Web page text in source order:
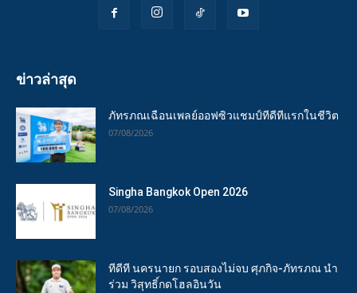
ข่าวล่าสุด
ภัทรภณเฉือนเพลย์ออฟซิวแชมป์ทีดีทีแรกในชีวิต
07/08/2026
Singha Bangkok Open 2026
07/08/2026
ทีดีที นครนายก รอบสองไม่จบ ศุภกิจ-ภัทรภณ นำ
ร่วม วิสุทธิ์กดโฮลอินวัน